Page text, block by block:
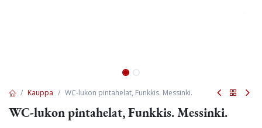
Kauppa WC-lukon pintahelat, Funkkis. Messinki.
WC-lukon pintahelat, Funkkis. Messinki.